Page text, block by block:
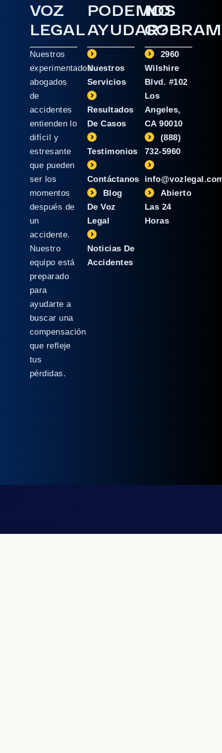
VOZ
LEGAL
Nuestros
experimentados
abogados
de
accidentes
entienden lo
difícil y
estresante
que pueden
ser los
momentos
después de
un
accidente.
Nuestro
equipo está
preparado
para
ayudarte a
buscar una
compensación
que refleje
tus
pérdidas.
PODEMOS
AYUDAR?
Nuestros
Servicios
Resultados
De Casos
Testimonios
Contáctanos
Blog
De Voz
Legal
Noticias De
Accidentes
NO
2960
Wilshire
Blvd. #102
Los
Angeles,
CA 90010
(888)
732-5960
Abierto
Las 24
Horas